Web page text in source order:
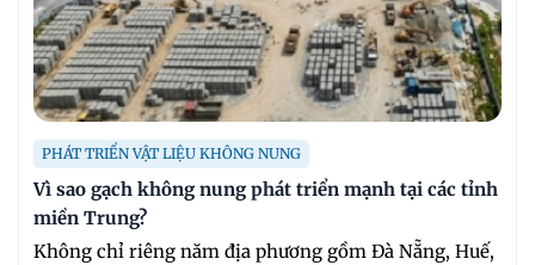
PHÁT TRIỂN VẬT LIỆU KHÔNG NUNG
Vì sao gạch không nung phát triển mạnh tại các tỉnh
miền Trung?
Không chỉ riêng năm địa phương gồm Đà Nẵng, Huế,